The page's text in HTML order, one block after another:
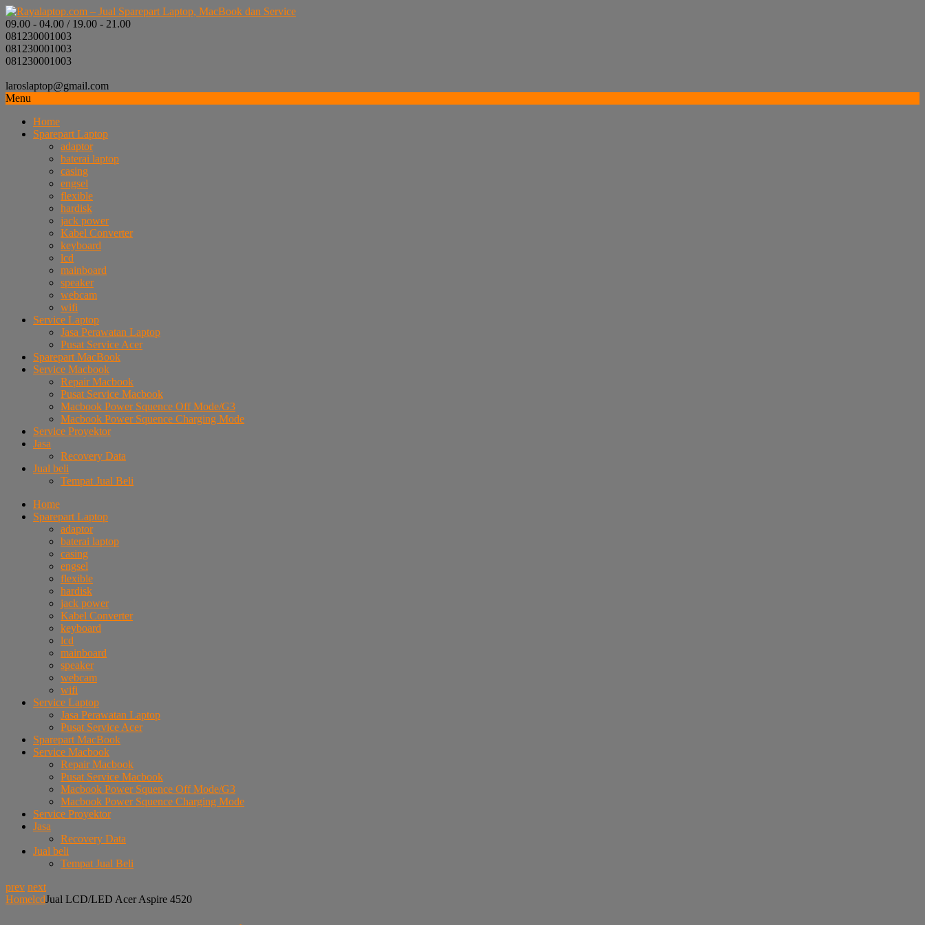
09.00 - 04.00 / 19.00 - 21.00
081230001003
081230001003
081230001003
laroslaptop@gmail.com
Menu
Home
Sparepart Laptop
adaptor
baterai laptop
casing
engsel
flexible
hardisk
jack power
Kabel Converter
keyboard
lcd
mainboard
speaker
webcam
wifi
Service Laptop
Jasa Perawatan Laptop
Pusat Service Acer
Sparepart MacBook
Service Macbook
Repair Macbook
Pusat Service Macbook
Macbook Power Squence Off Mode/G3
Macbook Power Squence Charging Mode
Service Proyektor
Jasa
Recovery Data
Jual beli
Tempat Jual Beli
Home
Sparepart Laptop
adaptor
baterai laptop
casing
engsel
flexible
hardisk
jack power
Kabel Converter
keyboard
lcd
mainboard
speaker
webcam
wifi
Service Laptop
Jasa Perawatan Laptop
Pusat Service Acer
Sparepart MacBook
Service Macbook
Repair Macbook
Pusat Service Macbook
Macbook Power Squence Off Mode/G3
Macbook Power Squence Charging Mode
Service Proyektor
Jasa
Recovery Data
Jual beli
Tempat Jual Beli
prev next
HomelcdJual LCD/LED Acer Aspire 4520